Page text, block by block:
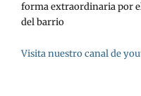
forma extraordinaria por
del barrio
Visita nuestro canal de